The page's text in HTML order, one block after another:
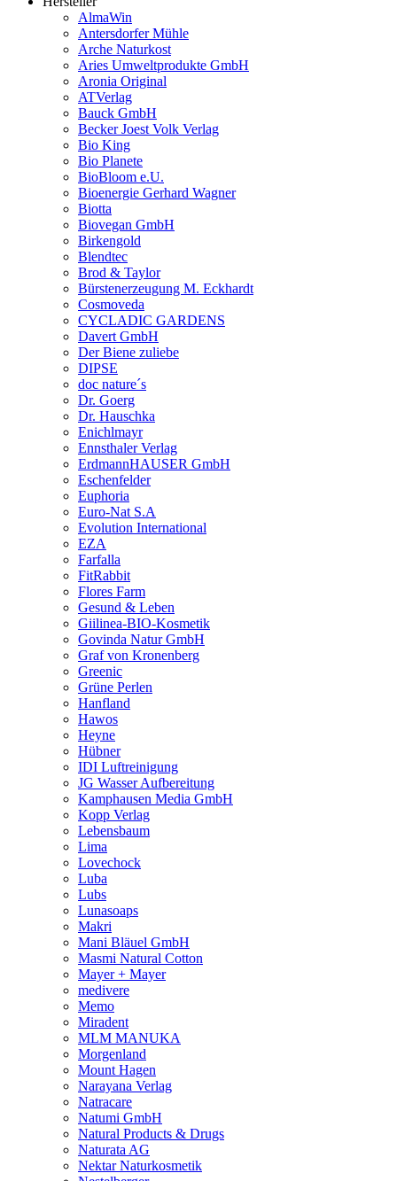
AlmaWin
Antersdorfer Mühle
Arche Naturkost
Aries Umweltprodukte GmbH
Aronia Original
ATVerlag
Bauck GmbH
Becker Joest Volk Verlag
Bio King
Bio Planete
BioBloom e.U.
Bioenergie Gerhard Wagner
Biotta
Biovegan GmbH
Birkengold
Blendtec
Brod & Taylor
Bürstenerzeugung M. Eckhardt
Cosmoveda
CYCLADIC GARDENS
Davert GmbH
Der Biene zuliebe
DIPSE
doc nature´s
Dr. Goerg
Dr. Hauschka
Enichlmayr
Ennsthaler Verlag
ErdmannHAUSER GmbH
Eschenfelder
Euphoria
Euro-Nat S.A
Evolution International
EZA
Farfalla
FitRabbit
Flores Farm
Gesund & Leben
Giilinea-BIO-Kosmetik
Govinda Natur GmbH
Graf von Kronenberg
Greenic
Grüne Perlen
Hanfland
Hawos
Heyne
Hübner
IDI Luftreinigung
JG Wasser Aufbereitung
Kamphausen Media GmbH
Kopp Verlag
Lebensbaum
Lima
Lovechock
Luba
Lubs
Lunasoaps
Makri
Mani Bläuel GmbH
Masmi Natural Cotton
Mayer + Mayer
medivere
Memo
Miradent
MLM MANUKA
Morgenland
Mount Hagen
Narayana Verlag
Natracare
Natumi GmbH
Natural Products & Drugs
Naturata AG
Nektar Naturkosmetik